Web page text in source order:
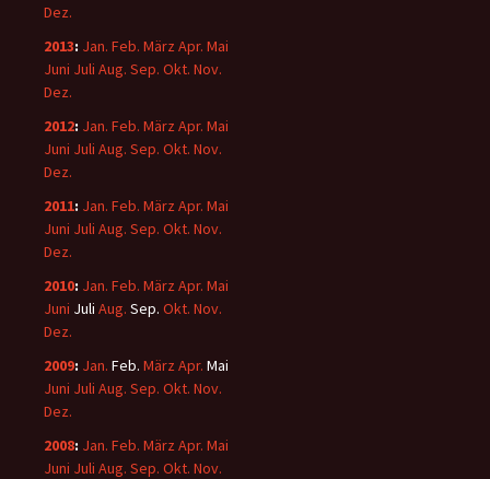
Dez.
2013: Jan. Feb. März Apr. Mai
Juni Juli Aug. Sep. Okt. Nov.
Dez.
2012: Jan. Feb. März Apr. Mai
Juni Juli Aug. Sep. Okt. Nov.
Dez.
2011: Jan. Feb. März Apr. Mai
Juni Juli Aug. Sep. Okt. Nov.
Dez.
2010: Jan. Feb. März Apr. Mai
Juni Juli Aug. Sep. Okt. Nov.
Dez.
2009: Jan. Feb. März Apr. Mai
Juni Juli Aug. Sep. Okt. Nov.
Dez.
2008: Jan. Feb. März Apr. Mai
Juni Juli Aug. Sep. Okt. Nov.